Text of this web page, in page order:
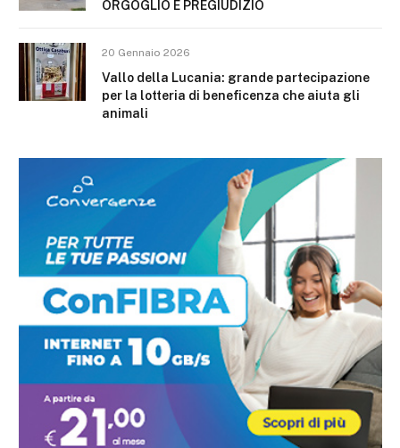
ORGOGLIO E PREGIUDIZIO
20 Gennaio 2026
Vallo della Lucania: grande partecipazione
per la lotteria di beneficenza che aiuta gli
animali